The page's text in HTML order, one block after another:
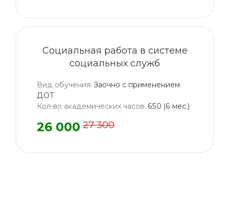
Социальная работа в системе
социальных служб
Вид обучения: Заочно с применением
ДОТ
Кол-во академических часов: 650 (6 мес.)
26 000 27 300